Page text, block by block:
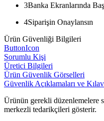
3Banka Ekranlarında
4Siparişin Onaylansın
Ürün Güvenliği Bilgileri
ButtonIcon
Sorumlu Kişi
Üretici Bilgileri
Ürün Güvenlik Görselleri
Güvenlik Açıklamaları ve
Ürünün gerekli düzenlemelere
merkezli tedarikçileri gösterir.